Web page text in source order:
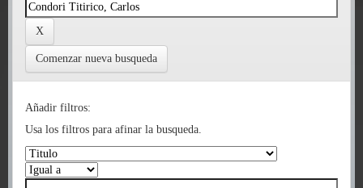
Comenzar nueva busqueda
Añadir filtros:
Usa los filtros para afinar la busqueda.